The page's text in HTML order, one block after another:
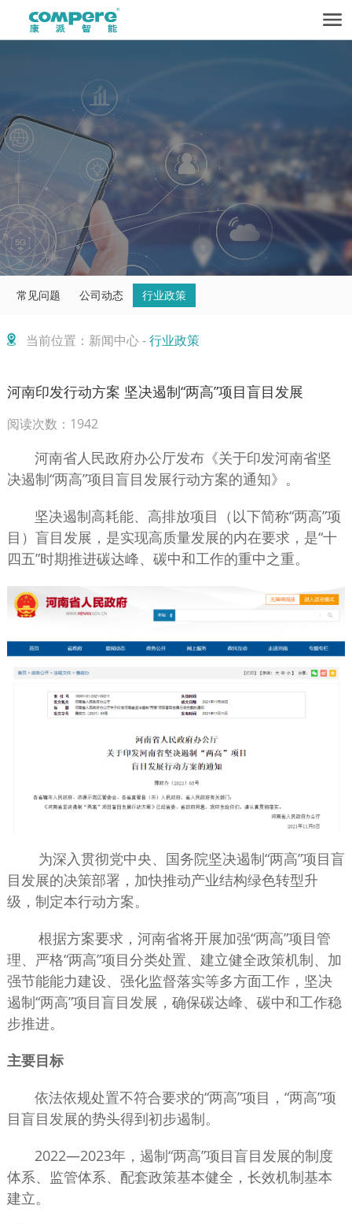
常见问题 公司动态 行业政策
当前位置：新闻中心 -行业政策
河南印发行动方案 坚决遏制“两高”项目盲目发展
阅读次数：1942
河南省人民政府办公厅发布《关于印发河南省坚
决遏制“两高”项目盲目发展行动方案的通知》。
坚决遏制高耗能、高排放项目（以下简称“两高”项
目）盲目发展，是实现高质量发展的内在要求，是“十
四五”时期推进碳达峰、碳中和工作的重中之重。
为深入贯彻党中央、国务院坚决遏制“两高”项目盲
目发展的决策部署，加快推动产业结构绿色转型升
级，制定本行动方案。
根据方案要求，河南省将开展加强“两高”项目管
理、严格“两高”项目分类处置、建立健全政策机制、加
强节能能力建设、强化监督落实等多方面工作，坚决
遏制“两高”项目盲目发展，确保碳达峰、碳中和工作稳
步推进。
主要目标
依法依规处置不符合要求的“两高”项目，“两高”项
目盲目发展的势头得到初步遏制。
2022—2023年，遏制“两高”项目盲目发展的制度
体系、监管体系、配套政策基本健全，长效机制基本
建立。